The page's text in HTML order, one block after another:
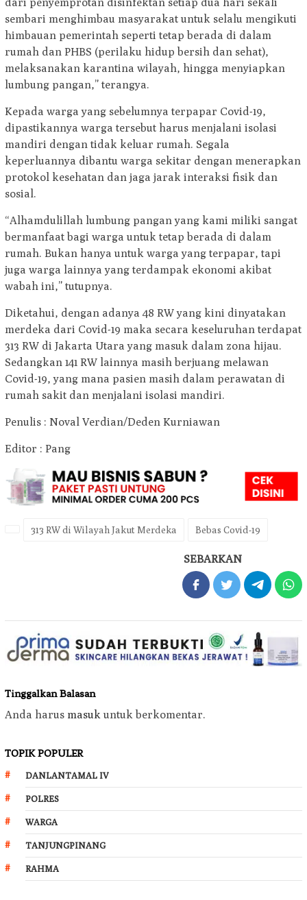
sembari menghimbau masyarakat untuk selalu mengikuti
himbauan pemerintah seperti tetap berada di dalam
rumah dan PHBS (perilaku hidup bersih dan sehat),
melaksanakan karantina wilayah, hingga menyiapkan
lumbung pangan,” terangya.
Kepada warga yang sebelumnya terpapar Covid-19,
dipastikannya warga tersebut harus menjalani isolasi
mandiri dengan tidak keluar rumah. Segala
keperluannya dibantu warga sekitar dengan menerapkan
protokol kesehatan dan jaga jarak interaksi fisik dan
sosial.
“Alhamdulillah lumbung pangan yang kami miliki sangat
bermanfaat bagi warga untuk tetap berada di dalam
rumah. Bukan hanya untuk warga yang terpapar, tapi
juga warga lainnya yang terdampak ekonomi akibat
wabah ini,” tutupnya.
Diketahui, dengan adanya 48 RW yang kini dinyatakan
merdeka dari Covid-19 maka secara keseluruhan terdapat
313 RW di Jakarta Utara yang masuk dalam zona hijau.
Sedangkan 141 RW lainnya masih berjuang melawan
Covid-19, yang mana pasien masih dalam perawatan di
rumah sakit dan menjalani isolasi mandiri.
Penulis : Noval Verdian/Deden Kurniawan
Editor : Pang
313 RW di Wilayah Jakut Merdeka Bebas Covid-19
SEBARKAN
Tinggalkan Balasan
Anda harus masuk untuk berkomentar.
TOPIK POPULER
DANLANTAMAL IV
POLRES
WARGA
TANJUNGPINANG
RAHMA